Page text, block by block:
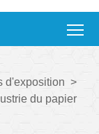
d'exposition >
du papier